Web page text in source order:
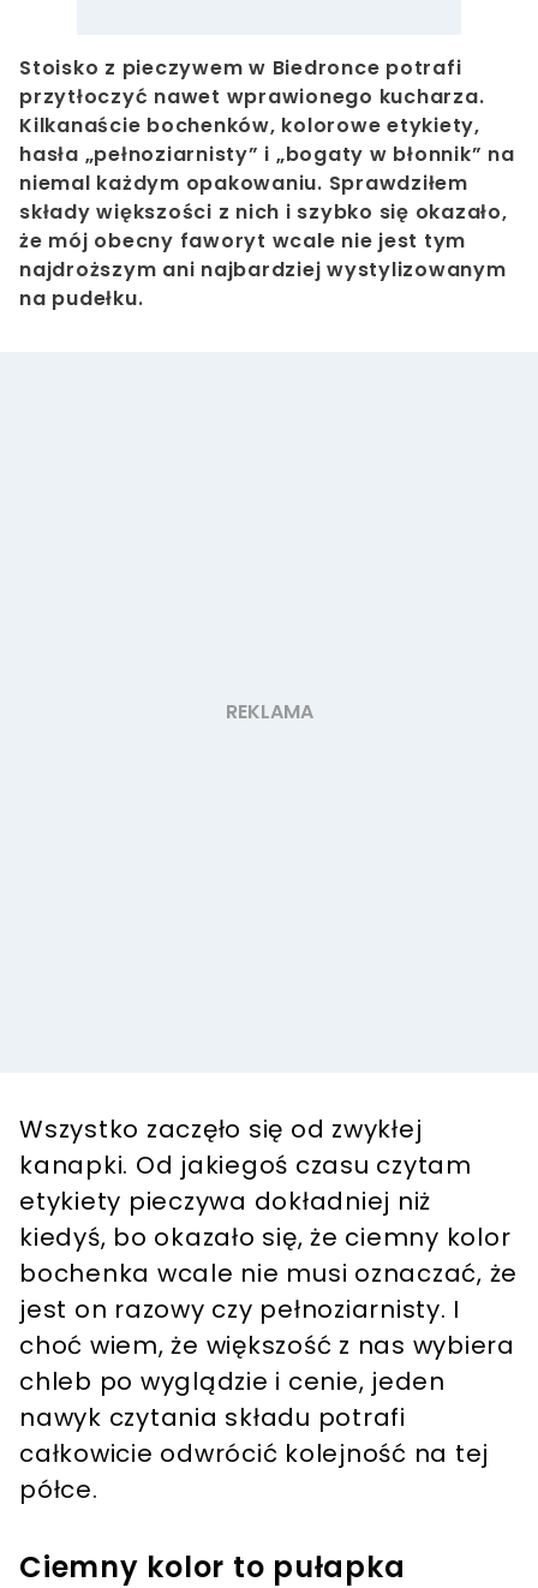
Stoisko z pieczywem w Biedronce potrafi
przytłoczyć nawet wprawionego kucharza.
Kilkanaście bochenków, kolorowe etykiety,
hasła „pełnoziarnisty” i „bogaty w błonnik” na
niemal każdym opakowaniu. Sprawdziłem
składy większości z nich i szybko się okazało,
że mój obecny faworyt wcale nie jest tym
najdroższym ani najbardziej wystylizowanym
na pudełku.
Wszystko zaczęło się od zwykłej
kanapki. Od jakiegoś czasu czytam
etykiety pieczywa dokładniej niż
kiedyś, bo okazało się, że ciemny kolor
bochenka wcale nie musi oznaczać, że
jest on razowy czy pełnoziarnisty. I
choć wiem, że większość z nas wybiera
chleb po wyglądzie i cenie, jeden
nawyk czytania składu potrafi
całkowicie odwrócić kolejność na tej
półce.
Ciemny kolor to pułapka